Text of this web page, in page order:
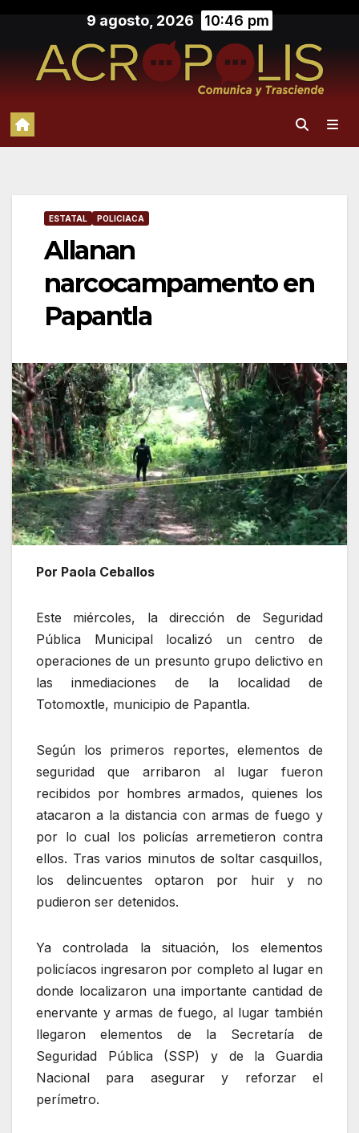
contenido
9 agosto, 2026 10:46 pm
ESTATAL POLICIACA
Allanan
narcocampamento en
Papantla
Por Paola Ceballos
Este miércoles, la dirección de Seguridad
Pública Municipal localizó un centro de
operaciones de un presunto grupo delictivo en
las inmediaciones de la localidad de
Totomoxtle, municipio de Papantla.
Según los primeros reportes, elementos de
seguridad que arribaron al lugar fueron
recibidos por hombres armados, quienes los
atacaron a la distancia con armas de fuego y
por lo cual los policías arremetieron contra
ellos. Tras varios minutos de soltar casquillos,
los delincuentes optaron por huir y no
pudieron ser detenidos.
Ya controlada la situación, los elementos
policíacos ingresaron por completo al lugar en
donde localizaron una importante cantidad de
enervante y armas de fuego, al lugar también
llegaron elementos de la Secretaría de
Seguridad Pública (SSP) y de la Guardia
Nacional para asegurar y reforzar el
perímetro.